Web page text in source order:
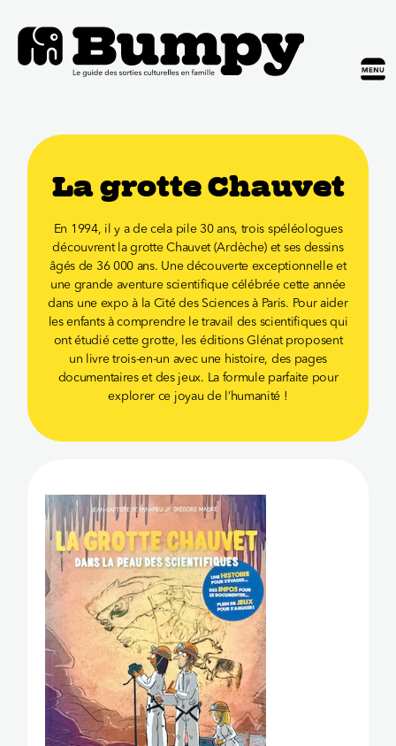
La grotte Chauvet
En 1994, il y a de cela pile 30 ans, trois spéléologues
découvrent la grotte Chauvet (Ardèche) et ses dessins
âgés de 36 000 ans. Une découverte exceptionnelle et
une grande aventure scientifique célébrée cette année
dans une expo à la Cité des Sciences à Paris. Pour aider
les enfants à comprendre le travail des scientifiques qui
ont étudié cette grotte, les éditions Glénat proposent
un livre trois-en-un avec une histoire, des pages
documentaires et des jeux. La formule parfaite pour
explorer ce joyau de l’humanité !